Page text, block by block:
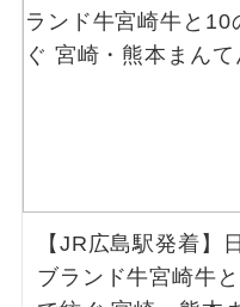
【JR広島駅発着】
ブランド牛宮崎牛